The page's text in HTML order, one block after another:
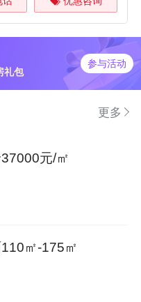
礼包
参与活动
更多
元/㎡
㎡-175㎡